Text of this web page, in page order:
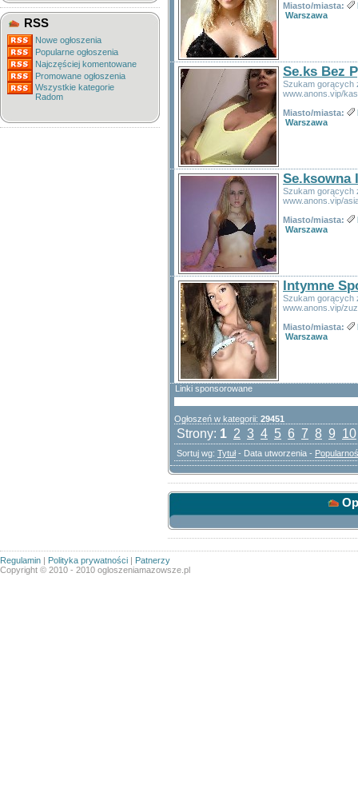
RSS
Nowe ogłoszenia
Popularne ogłoszenia
Najczęściej komentowane
Promowane ogłoszenia
Wszystkie kategorie
Radom
Miasto/miasta:
Warszawa
Se.ks Bez
Szukam gorących
www.anons.vip/
Miasto/miasta:
Warszawa
Se.ksowna
Szukam gorących
www.anons.vip/
Miasto/miasta:
Warszawa
Intymne
Szukam gorących
www.anons.vip/
Miasto/miasta:
Warszawa
Linki sponsorowane
Ogłoszeń w kategorii: 29451
Strony: 1 2 3 4 5 6 7 8 9 10
Sortuj wg: Tytuł- Data utworzenia -
Regulamin | Polityka prywatności | Patnerzy
Copyright © 2010 - 2010 ogloszeniamazowsze.pl